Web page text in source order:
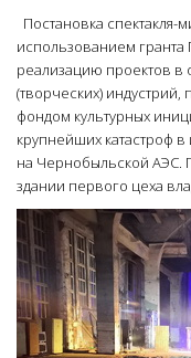
Постановка спектакля-
использованием
реализацию проектов в
(творческих)
фондом культурных
крупнейших катастроф
на Чернобыльской АЭС.
здании первого цеха